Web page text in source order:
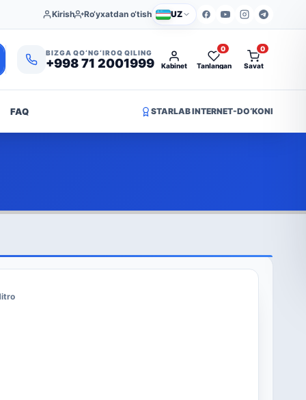
Kirish Ro‘yxatdan o‘tish UZ
BIZGA QO‘NG‘IROQ QILING
+998 71 2001999 Kabinet Tanlangan
0
Savat
0
FAQ STARLAB INTERNET-DO‘KONI